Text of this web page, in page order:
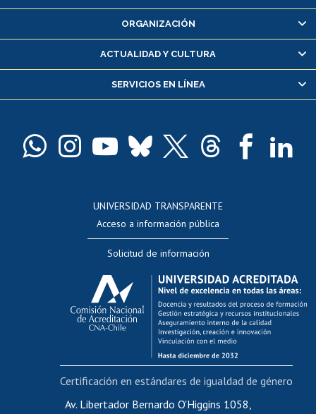
Inscripción y cambio de asignaturas
Consulta y certificado de notas
Servicio médico y dental
Pago de arancel y crédito alumnos
Docentes
Evaluación docente
Calificación académica
Postulación al AUCAI
Funcionarias/os
Cursos internos de capacitación
Bienestar del personal
Portal de movilidad interna
Certificado de renta
ORGANIZACIÓN
ACTUALIDAD Y CULTURA
SERVICIOS EN LÍNEA
UNIVERSIDAD TRANSPARENTE
Acceso a información pública
Solicitud de información
Av. Libertador Bernardo O'Higgins 1058,
Certificación en estándares de igualdad de género